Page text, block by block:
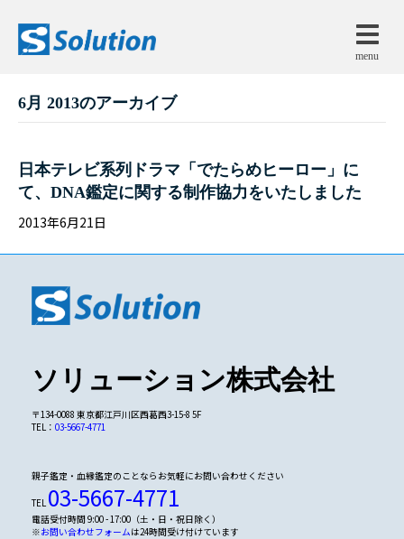
menu
6月 2013のアーカイブ
日本テレビ系列ドラマ「でたらめヒーロー」に
て、DNA鑑定に関する制作協力をいたしました
2013年6月21日
ソリューション株式会社
〒134-0088 東京都江戸川区西葛西3-15-8 5F
TEL： 03-5667-4771
親子鑑定・血縁鑑定のことならお気軽にお問い合わせください
TEL 03-5667-4771
電話受付時間 9:00 - 17:00（土・日・祝日除く）
※お問い合わせフォームは24時間受け付けています